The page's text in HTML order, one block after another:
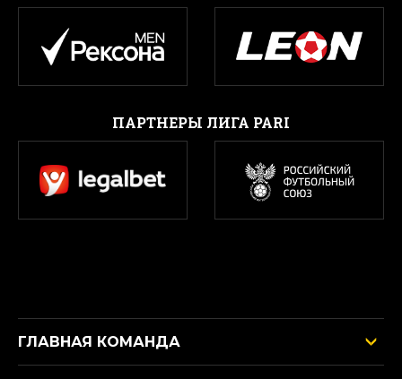
ПАРТНЕРЫ ЛИГА PARI
ГЛАВНАЯ КОМАНДА